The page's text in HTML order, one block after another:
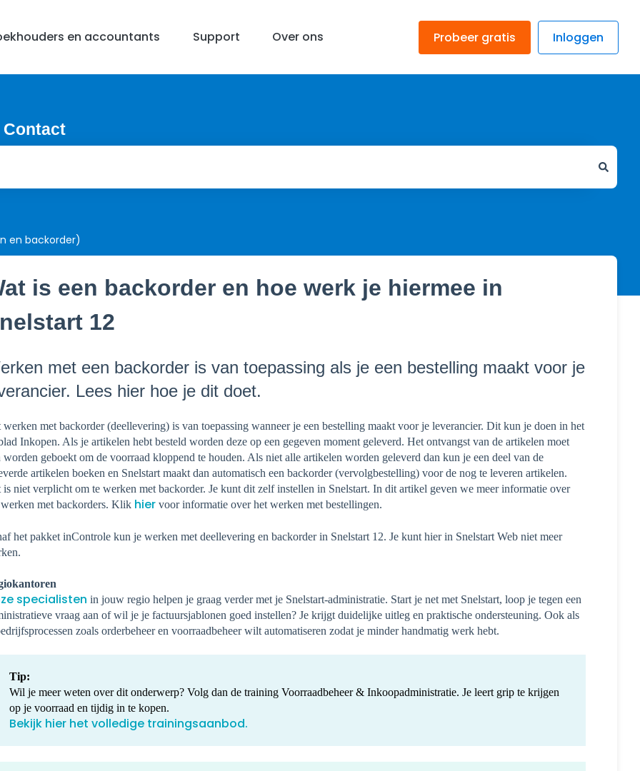
Probeer gratis Inloggen
en accountants Support Over ons
Contact
en backorder)
is een backorder en hoe werk je hiermee in
12
met een backorder is van toepassing als je een bestelling maakt voor je
Lees hier hoe je dit doet.
werken met backorder (deellevering) is van toepassing wanneer je een bestelling maakt voor je leverancier. Dit kun je doen in het
Inkopen. Als je artikelen hebt besteld worden deze op een gegeven moment geleverd. Het ontvangst van de artikelen moet
worden geboekt om de voorraad kloppend te houden. Als niet alle artikelen worden geleverd dan kun je een deel van de
artikelen boeken en Snelstart maakt dan automatisch een backorder (vervolgbestelling) voor de nog te leveren artikelen.
is niet verplicht om te werken met backorder. Je kunt dit zelf instellen in Snelstart. In dit artikel geven we meer informatie over
met backorders. Klik hiervoor informatie over het werken met bestellingen.
het pakket inControle kun je werken met deellevering en backorder in Snelstart 12. Je kunt hier in Snelstart Web niet meer
specialisten in jouw regio helpen je graag verder met je Snelstart-administratie. Start je net met Snelstart, loop je tegen een
vraag aan of wil je je factuursjablonen goed instellen? Je krijgt duidelijke uitleg en praktische ondersteuning. Ook als
zoals orderbeheer en voorraadbeheer wilt automatiseren zodat je minder handmatig werk hebt.
Tip:
Wil je meer weten over dit onderwerp? Volg dan de training Voorraadbeheer & Inkoopadministratie. Je leert grip te krijgen
op je voorraad en tijdig in te kopen.
Bekijk hier het volledige trainingsaanbod.